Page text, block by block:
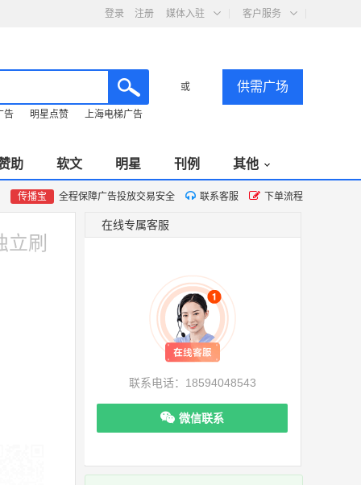
登录 注册 媒体入驻 客户服务
或 供需广场
告 明星点赞 上海电梯广告
助 软文 明星 刊例 其他
传播宝 全程保障广告投放交易安全 联系客服 下单流程
刷
在线专属客服
联系电话：18594048543
微信联系